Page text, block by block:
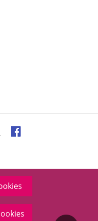
ENLACE
APLICACIÓN
EXTERNA.
ENLACE
APLICACIÓN
EXTERNA.